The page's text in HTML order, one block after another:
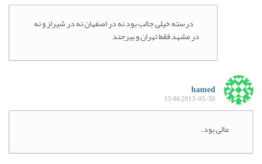
درسته خیلی جالب بود نه در اصفهان نه در شیراز و نه
در مشهد فقط تهران و بیرجند
hamed
2013/05/30 15:06
عالی بود.